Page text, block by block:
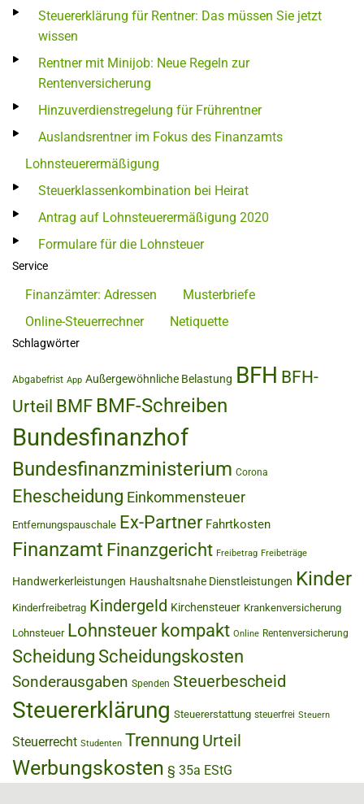
Steuererklärung für Rentner: Das müssen Sie jetzt
wissen
Rentner mit Minijob: Neue Regeln zur
Rentenversicherung
Hinzuverdienstregelung für Frührentner
Auslandsrentner im Fokus des Finanzamts
Lohnsteuerermäßigung
Steuerklassenkombination bei Heirat
Antrag auf Lohnsteuerermäßigung 2020
Formulare für die Lohnsteuer
Service
Finanzämter: Adressen
Musterbriefe
Online-Steuerrechner
Netiquette
Schlagwörter
Abgabefrist App Außergewöhnliche Belastung BFH BFH-
Urteil BMF BMF-Schreiben
Bundesfinanzhof
Bundesfinanzministerium Corona
Ehescheidung Einkommensteuer
Entfernungspauschale Ex-Partner Fahrtkosten
Finanzamt Finanzgericht Freibetrag Freibeträge
Handwerkerleistungen Haushaltsnahe Dienstleistungen Kinder
Kinderfreibetrag Kindergeld Kirchensteuer Krankenversicherung
Lohnsteuer Lohnsteuer kompakt Online Rentenversicherung
Scheidung Scheidungskosten
Sonderausgaben Spenden Steuerbescheid
Steuererklärung Steuererstattung steuerfrei Steuern
Steuerrecht Studenten Trennung Urteil
Werbungskosten § 35a EStG